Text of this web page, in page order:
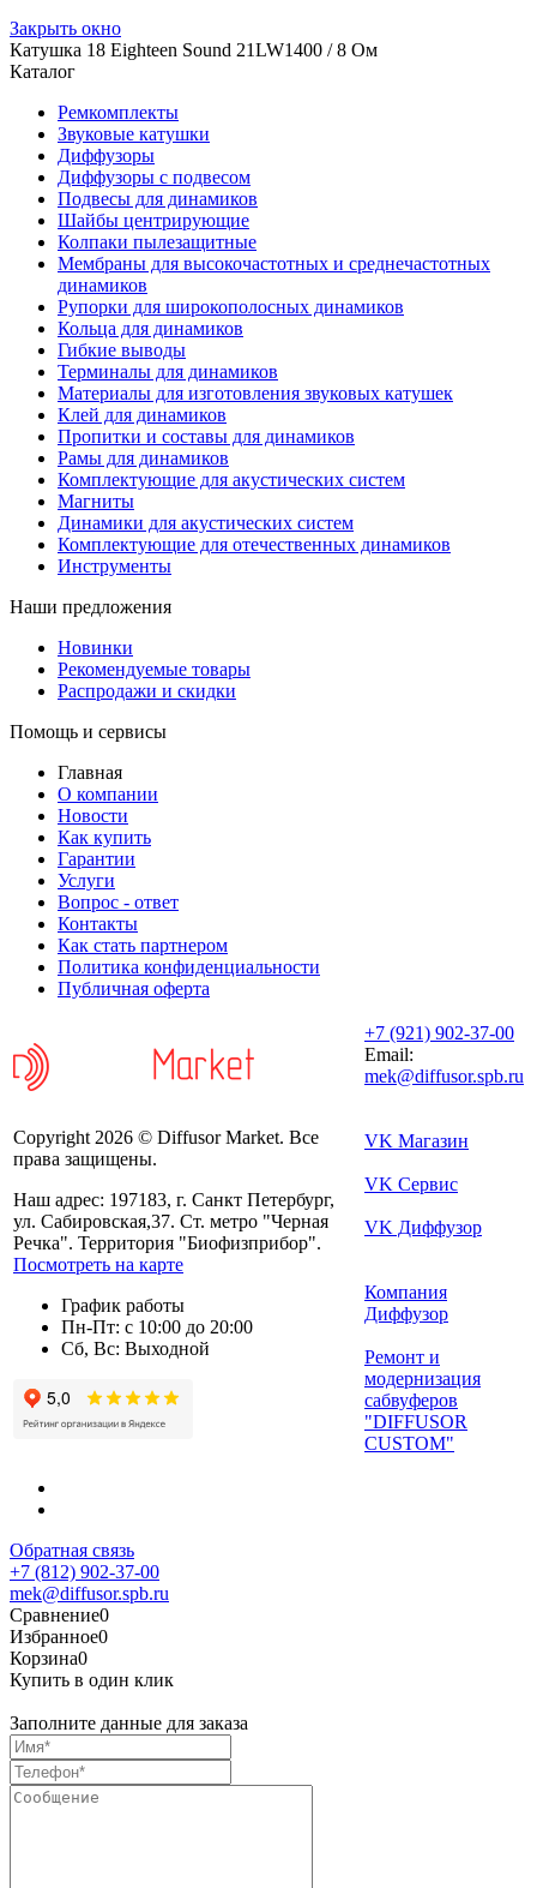
Закрыть окно
Катушка 18 Eighteen Sound 21LW1400 / 8 Ом
Каталог
Ремкомплекты
Звуковые катушки
Диффузоры
Диффузоры с подвесом
Подвесы для динамиков
Шайбы центрирующие
Колпаки пылезащитные
Мембраны для высокочастотных и среднечастотных
динамиков
Рупорки для широкополосных динамиков
Кольца для динамиков
Гибкие выводы
Терминалы для динамиков
Материалы для изготовления звуковых катушек
Клей для динамиков
Пропитки и составы для динамиков
Рамы для динамиков
Комплектующие для акустических систем
Магниты
Динамики для акустических систем
Комплектующие для отечественных динамиков
Инструменты
Наши предложения
Новинки
Рекомендуемые товары
Распродажи и скидки
Помощь и сервисы
Главная
О компании
Новости
Как купить
Гарантии
Услуги
Вопрос - ответ
Контакты
Как стать партнером
Политика конфиденциальности
Публичная оферта
Copyright 2026 © Diffusor Market. Все
права защищены.
Наш адрес: 197183, г. Санкт Петербург,
ул. Сабировская,37. Ст. метро "Черная
Речка". Территория "Биофизприбор".
Посмотреть на карте
График работы
Пн-Пт: с 10:00 до 20:00
Сб, Вс: Выходной
+7 (921) 902-37-00
Email:
mek@diffusor.spb.ru
VK Магазин
VK Сервис
VK Диффузор
Компания
Диффузор
Ремонт и
модернизация
сабвуферов
"DIFFUSOR
CUSTOM"
Обратная связь
+7 (812) 902-37-00
mek@diffusor.spb.ru
Сравнение0
Избранное0
Корзина0
Купить в один клик
Заполните данные для заказа